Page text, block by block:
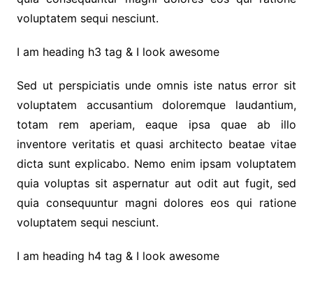
voluptatem sequi nesciunt.
I am heading h3 tag & I look awesome
Sed ut perspiciatis unde omnis iste natus error sit
voluptatem accusantium doloremque laudantium,
totam rem aperiam, eaque ipsa quae ab illo
inventore veritatis et quasi architecto beatae vitae
dicta sunt explicabo. Nemo enim ipsam voluptatem
quia voluptas sit aspernatur aut odit aut fugit, sed
quia consequuntur magni dolores eos qui ratione
voluptatem sequi nesciunt.
I am heading h4 tag & I look awesome